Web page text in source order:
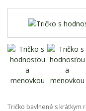
Tričko bavlnené s krátkym